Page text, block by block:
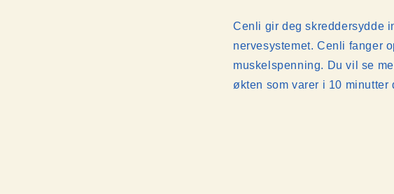
Cenli gir deg skreddersydde
nervesystemet. Cenli fanger
muskelspenning. Du vil se
økten som varer i 10 minutter